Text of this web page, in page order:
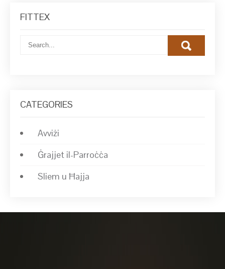
FITTEX
CATEGORIES
Avviżi
Ġrajjet il-Parroċċa
Sliem u Ħajja